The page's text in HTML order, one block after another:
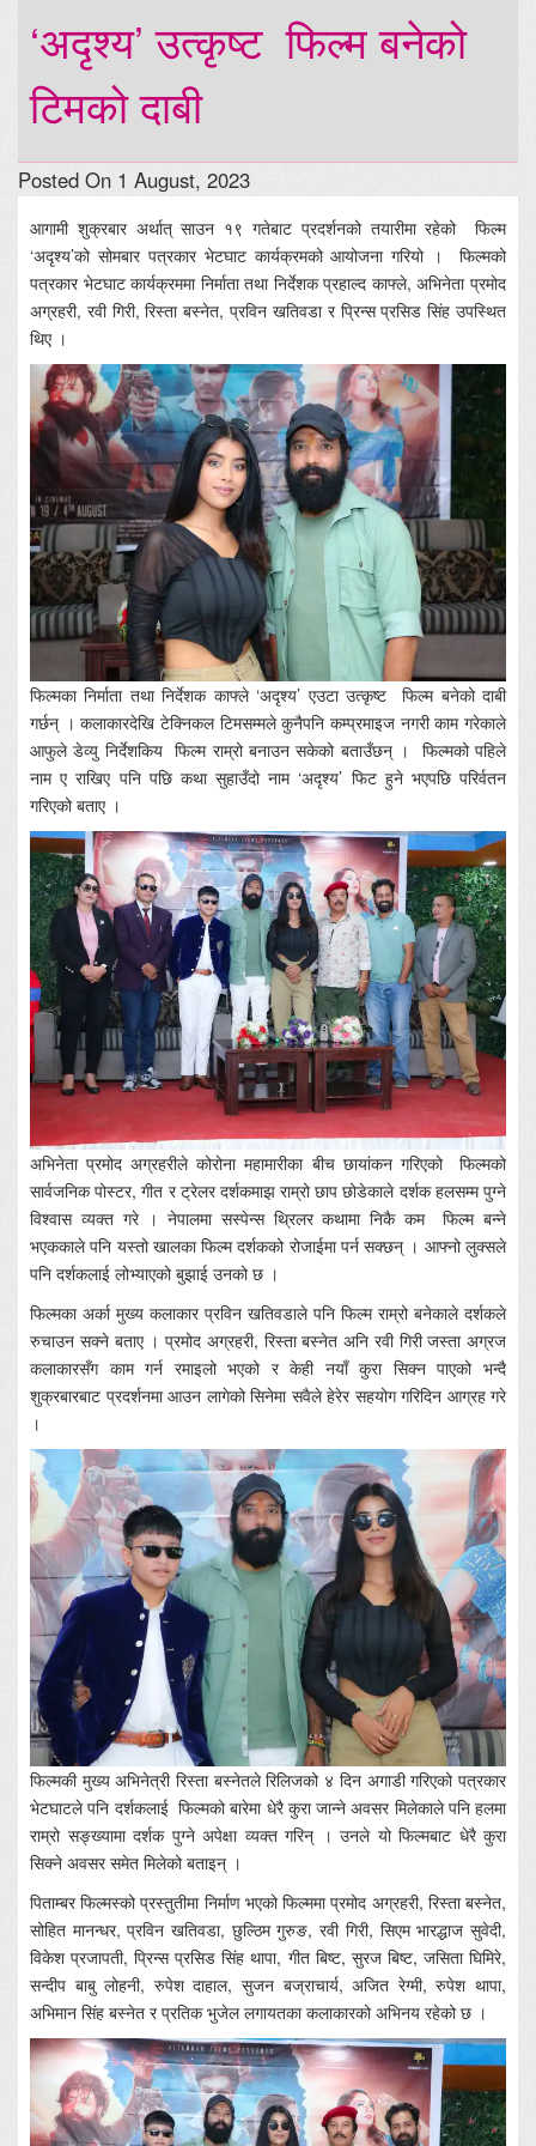
‘अदृश्य’ उत्कृष्ट फिल्म बनेको
टिमको दाबी
Posted On 1 August, 2023
आगामी शुक्रबार अर्थात् साउन १९ गतेबाट प्रदर्शनको तयारीमा रहेको फिल्म
‘अदृश्य’को सोमबार पत्रकार भेटघाट कार्यक्रमको आयोजना गरियो । फिल्मको
पत्रकार भेटघाट कार्यक्रममा निर्माता तथा निर्देशक प्रहाल्द काफ्ले, अभिनेता प्रमोद
अग्रहरी, रवी गिरी, रिस्ता बस्नेत, प्रविन खतिवडा र प्रिन्स प्रसिड सिंह उपस्थित
थिए ।
फिल्मका निर्माता तथा निर्देशक काफ्ले ‘अदृश्य’ एउटा उत्कृष्ट फिल्म बनेको दाबी
गर्छन् । कलाकारदेखि टेक्निकल टिमसम्मले कुनैपनि कम्प्रमाइज नगरी काम गरेकाले
आफुले डेव्यु निर्देशकिय फिल्म राम्रो बनाउन सकेको बताउँछन् । फिल्मको पहिले
नाम ए राखिए पनि पछि कथा सुहाउँदो नाम ‘अदृश्य’ फिट हुने भएपछि परिर्वतन
गरिएको बताए ।
अभिनेता प्रमोद अग्रहरीले कोरोना महामारीका बीच छायांकन गरिएको फिल्मको
सार्वजनिक पोस्टर, गीत र ट्रेलर दर्शकमाझ राम्रो छाप छोडेकाले दर्शक हलसम्म पुग्ने
विश्वास व्यक्त गरे । नेपालमा सस्पेन्स थ्रिलर कथामा निकै कम फिल्म बन्ने
भएककाले पनि यस्तो खालका फिल्म दर्शकको रोजाईमा पर्न सक्छन् । आफ्नो लुक्सले
पनि दर्शकलाई लोभ्याएको बुझाई उनको छ ।
फिल्मका अर्का मुख्य कलाकार प्रविन खतिवडाले पनि फिल्म राम्रो बनेकाले दर्शकले
रुचाउन सक्ने बताए । प्रमोद अग्रहरी, रिस्ता बस्नेत अनि रवी गिरी जस्ता अग्रज
कलाकारसँग काम गर्न रमाइलो भएको र केही नयाँ कुरा सिक्न पाएको भन्दै
शुक्रबारबाट प्रदर्शनमा आउन लागेको सिनेमा सवैले हेरेर सहयोग गरिदिन आग्रह गरे
।
फिल्मकी मुख्य अभिनेत्री रिस्ता बस्नेतले रिलिजको ४ दिन अगाडी गरिएको पत्रकार
भेटघाटले पनि दर्शकलाई फिल्मको बारेमा धेरै कुरा जान्ने अवसर मिलेकाले पनि हलमा
राम्रो सङ्ख्यामा दर्शक पुग्ने अपेक्षा व्यक्त गरिन् । उनले यो फिल्मबाट धेरै कुरा
सिक्ने अवसर समेत मिलेको बताइन् ।
पिताम्बर फिल्मस्को प्रस्तुतीमा निर्माण भएको फिल्ममा प्रमोद अग्रहरी, रिस्ता बस्नेत,
सोहित मानन्धर, प्रविन खतिवडा, छुल्ठिम गुरुङ, रवी गिरी, सिएम भारद्धाज सुवेदी,
विकेश प्रजापती, प्रिन्स प्रसिड सिंह थापा, गीत बिष्ट, सुरज बिष्ट, जसिता घिमिरे,
सन्दीप बाबु लोहनी, रुपेश दाहाल, सुजन बज्राचार्य, अजित रेग्मी, रुपेश थापा,
अभिमान सिंह बस्नेत र प्रतिक भुजेल लगायतका कलाकारको अभिनय रहेको छ ।